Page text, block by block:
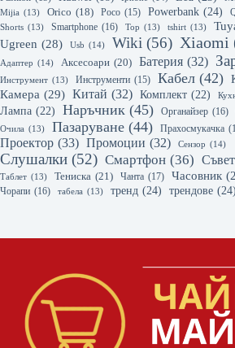
Mijia (13) Orico (18) Poco (15) Powerbank (24)
Shorts (13) Smartphone (16) Top (13) tshirt (13)
Ugreen (28) Usb (14) Wiki (56) Xiaomi
Адаптер (14) Аксесоари (20) Батерия (32)
Инструмент (13) Инструменти (15) Кабел (42)
Камера (29) Китай (32) Комплект (22)
Лампа (22) Наръчник (45) Органайзер (16)
Очила (13) Пазаруване (44) Прахосмукачка
Проектор (33) Промоции (32) Сензор (14)
Слушалки (52) Смартфон (36)
Таблет (13) Тениска (21) Чанта (17) Часовник
Чорапи (16) табела (13) тренд (24) трендове (24)